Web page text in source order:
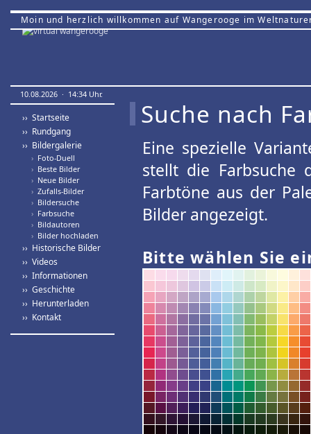
Moin und herzlich willkommen auf Wangerooge im
10.08.2026 · 14:34 Uhr.
›› Startseite
›› Rundgang
›› Bildergalerie
› Foto-Duell
› Beste Bilder
› Neue Bilder
› Zufalls-Bilder
› Bildersuche
› Farbsuche
› Bildautoren
› Bilder hochladen
›› Historische Bilder
›› Videos
›› Informationen
›› Geschichte
›› Herunterladen
›› Kontakt
Suche nach
Eine spezielle
stellt die Farbsuche
Farbtöne aus der
Bilder angezeigt.
Bitte wählen Sie